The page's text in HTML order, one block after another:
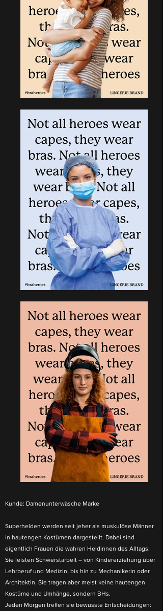
Kunde: Damenunterwäsche Marke
Superhelden werden seit jeher als muskulöse Männer
in hautengen Kostümen dargestellt. Dabei sind
eigentlich Frauen die wahren Heldinnen des Alltags:
Sie leisten Schwerstarbeit – von Kindererziehung über
Lehrberuf und Medizin, bis hin zu Mechanikerin oder
Architektin. Sie tragen aber meist keine hautengen
Kostüme und Umhänge, sondern BHs.
Jeden Morgen treffen sie bewusste Entscheidungen: